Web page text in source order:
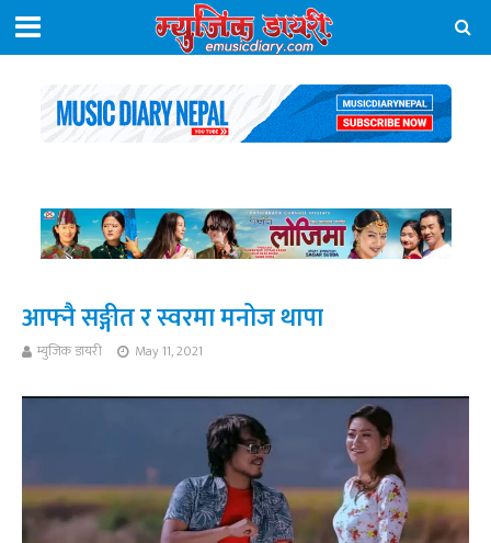
आफ्नै सङ्गीत र स्वरमा मनोज थापा
म्युजिक डायरी May 11, 2021